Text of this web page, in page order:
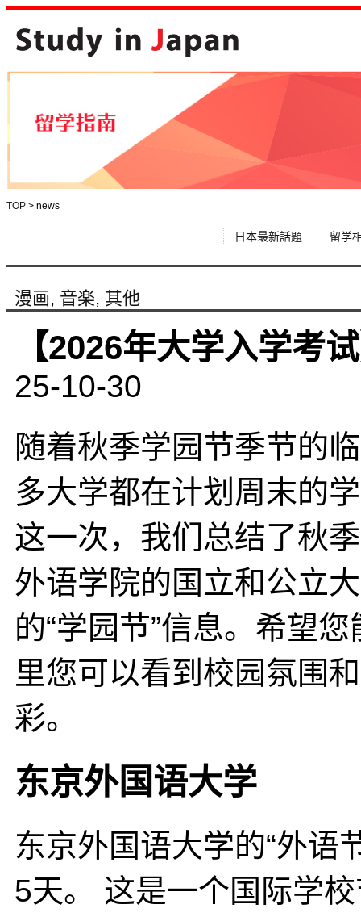
TOP > news
日本最新話題 留学
漫画, 音楽, 其他
【2026年大学入学考
25-10-30
随着秋季学园节季节的
多大学都在计划周末的
这一次，我们总结了秋
外语学院的国立和公立
的“学园节”信息。希望
里您可以看到校园氛围
彩。
东京外国语大学
东京外国语大学的“外语
5天。 这是一个国际学